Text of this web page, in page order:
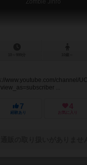
www.youtube.com/channel/
...
7
経験あり
4
お気に入り